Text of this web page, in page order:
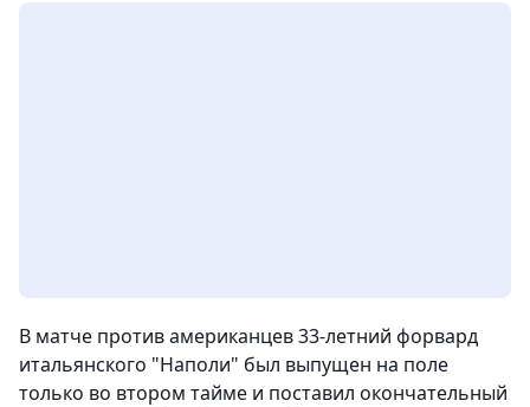
В матче против американцев 33-летний форвард
итальянского "Наполи" был выпущен на поле
только во втором тайме и поставил окончательный